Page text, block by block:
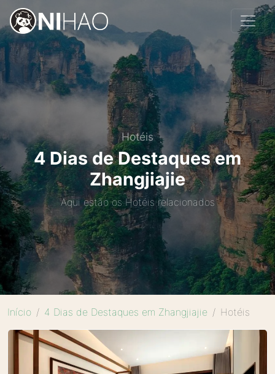
Hotéis
4 Dias de Destaques em
Zhangjiajie
Aqui estão os Hotéis relacionados
Início 4 Dias de Destaques em Zhangjiajie Hotéis